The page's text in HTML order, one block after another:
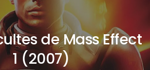
de Mass Effect
1 (2007)